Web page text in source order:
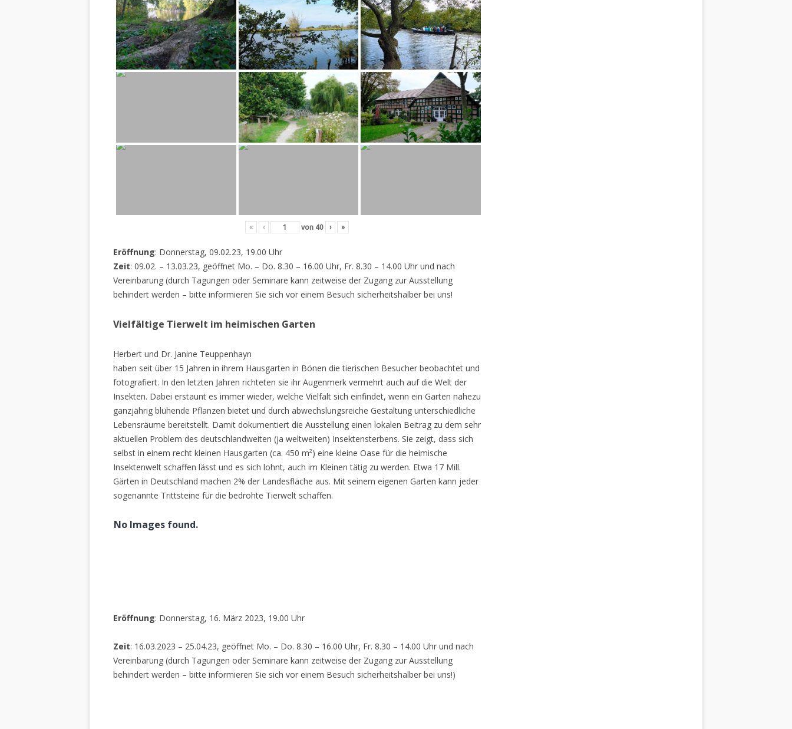
« ‹ von 40 › »
Eröffnung: Donnerstag, 09.02.23, 19.00 Uhr
Zeit: 09.02. – 13.03.23, geöffnet Mo. – Do. 8.30 – 16.00 Uhr, Fr. 8.30 – 14.00 Uhr und nach
Vereinbarung (durch Tagungen oder Seminare kann zeitweise der Zugang zur Ausstellung
behindert werden – bitte informieren Sie sich vor einem Besuch sicherheitshalber bei uns!
Vielfältige Tierwelt im heimischen Garten
Herbert und Dr. Janine Teuppenhayn
haben seit über 15 Jahren in ihrem Hausgarten in Bönen die tierischen Besucher beobachtet und
fotografiert. In den letzten Jahren richteten sie ihr Augenmerk vermehrt auch auf die Welt der
Insekten. Dabei erstaunt es immer wieder, welche Vielfalt sich einfindet, wenn ein Garten nahezu
ganzjährig blühende Pflanzen bietet und durch abwechslungsreiche Gestaltung unterschiedliche
Lebensräume bereitstellt. Damit dokumentiert die Ausstellung einen lokalen Beitrag zu dem sehr
aktuellen Problem des deutschlandweiten (ja weltweiten) Insektensterbens. Sie zeigt, dass sich
selbst in einem recht kleinen Hausgarten (ca. 450 m²) eine kleine Oase für die heimische
Insektenwelt schaffen lässt und es sich lohnt, auch im Kleinen tätig zu werden. Etwa 17 Mill.
Gärten in Deutschland machen 2% der Landesfläche aus. Mit seinem eigenen Garten kann jeder
sogenannte Trittsteine für die bedrohte Tierwelt schaffen.
No Images found.
Eröffnung: Donnerstag, 16. März 2023, 19.00 Uhr
Zeit: 16.03.2023 – 25.04.23, geöffnet Mo. – Do. 8.30 – 16.00 Uhr, Fr. 8.30 – 14.00 Uhr und nach
Vereinbarung (durch Tagungen oder Seminare kann zeitweise der Zugang zur Ausstellung
behindert werden – bitte informieren Sie sich vor einem Besuch sicherheitshalber bei uns!)